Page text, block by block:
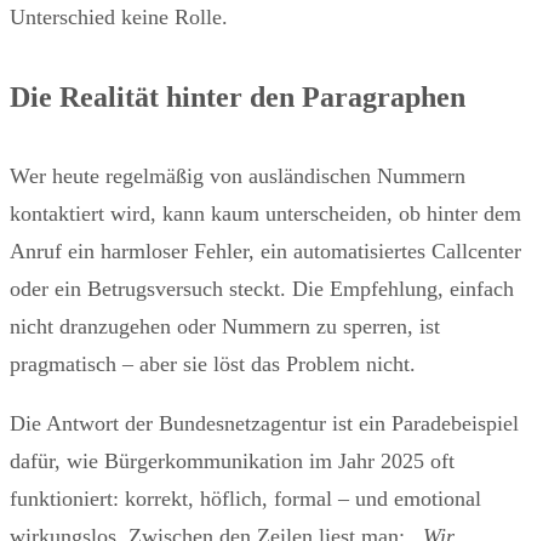
Unterschied keine Rolle.
Die Realität hinter den Paragraphen
Wer heute regelmäßig von ausländischen Nummern
kontaktiert wird, kann kaum unterscheiden, ob hinter dem
Anruf ein harmloser Fehler, ein automatisiertes Callcenter
oder ein Betrugsversuch steckt. Die Empfehlung, einfach
nicht dranzugehen oder Nummern zu sperren, ist
pragmatisch – aber sie löst das Problem nicht.
Die Antwort der Bundesnetzagentur ist ein Paradebeispiel
dafür, wie Bürgerkommunikation im Jahr 2025 oft
funktioniert: korrekt, höflich, formal – und emotional
wirkungslos. Zwischen den Zeilen liest man:
„Wir